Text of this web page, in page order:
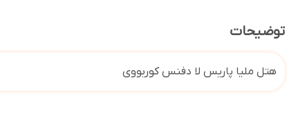
توضیحات
هتل ملیا پاریس لا دفنس کوربووی